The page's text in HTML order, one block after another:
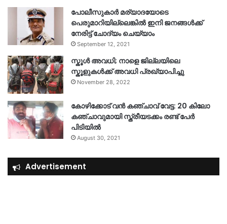
പോലീസുകാര്‍ മര്യാദയോടെ
പെരുമാറിയില്ലെങ്കില്‍ ഇനി ജനങ്ങള്‍ക്ക്
നേരിട്ട് ചോദ്യം ചെയ്യാം
September 12, 2021
സ്കൂൾ അവധി; നാളെ ജില്ലയിലെ
സ്കൂളുകൾക്ക് അവധി പ്രഖ്യാപിച്ചു
November 28, 2022
കോഴിക്കോട് വൻ കഞ്ചാവ് വേട്ട: 20 കിലോ
കഞ്ചാവുമായി സ്ത്രീയടക്കം രണ്ട് പേർ
പിടിയിൽ
August 30, 2021
Advertisement